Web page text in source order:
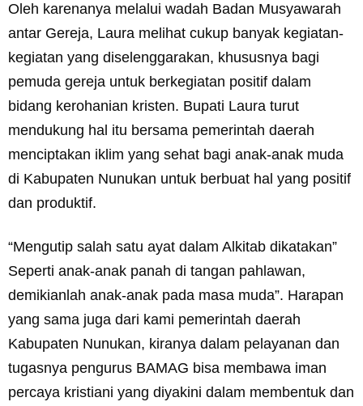
Oleh karenanya melalui wadah Badan Musyawarah
antar Gereja, Laura melihat cukup banyak kegiatan-
kegiatan yang diselenggarakan, khususnya bagi
pemuda gereja untuk berkegiatan positif dalam
bidang kerohanian kristen. Bupati Laura turut
mendukung hal itu bersama pemerintah daerah
menciptakan iklim yang sehat bagi anak-anak muda
di Kabupaten Nunukan untuk berbuat hal yang positif
dan produktif.
“Mengutip salah satu ayat dalam Alkitab dikatakan”
Seperti anak-anak panah di tangan pahlawan,
demikianlah anak-anak pada masa muda”. Harapan
yang sama juga dari kami pemerintah daerah
Kabupaten Nunukan, kiranya dalam pelayanan dan
tugasnya pengurus BAMAG bisa membawa iman
percaya kristiani yang diyakini dalam membentuk dan